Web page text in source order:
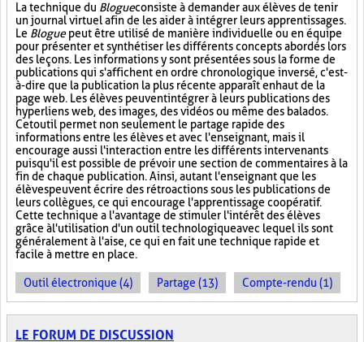
La technique du Blogueconsiste à demander aux élèves de tenir
un journal virtuel afin de les aider à intégrer leurs apprentissages.
Le Bloguepeut être utilisé de manière individuelle ou en équipe
pour présenter et synthétiser les différents concepts abordés lors
des leçons. Les informations y sont présentées sous la forme de
publications qui s'affichent en ordre chronologique inversé, c'est-
à-dire que la publication la plus récente apparaît en haut de la
page web. Les élèves peuvent intégrer à leurs publications des
hyperliens web, des images, des vidéos ou même des balados.
Cet outil permet non seulement le partage rapide des
informations entre les élèves et avec l'enseignant, mais il
encourage aussi l'interaction entre les différents intervenants
puisqu'il est possible de prévoir une section de commentaires à la
fin de chaque publication. Ainsi, autant l'enseignant que les
élèves peuvent écrire des rétroactions sous les publications de
leurs collègues, ce qui encourage l'apprentissage coopératif.
Cette technique a l'avantage de stimuler l'intérêt des élèves
grâce à l'utilisation d'un outil technologique avec lequel ils sont
généralement à l'aise, ce qui en fait une technique rapide et
facile à mettre en place.
Outil électronique (4) Partage (13) Compte-rendu (1)
LE FORUM DE DISCUSSION